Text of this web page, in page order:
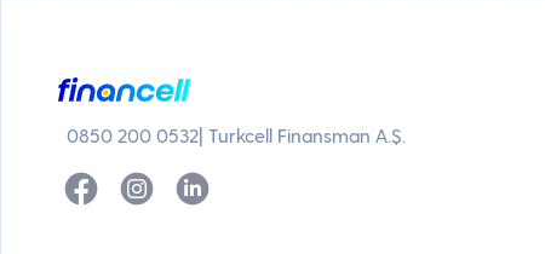
0850 200 0532| Turkcell Finansman A.Ş.